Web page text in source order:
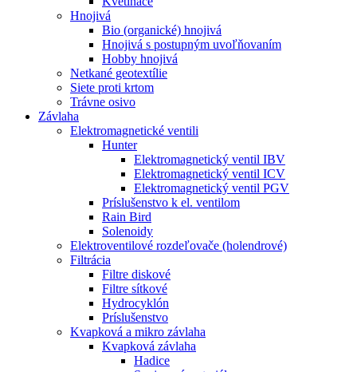
Hnojivá
Bio (organické) hnojivá
Hnojivá s postupným uvoľňovaním
Hobby hnojivá
Netkané geotextílie
Siete proti krtom
Trávne osivo
Závlaha
Elektromagnetické ventili
Hunter
Elektromagnetický ventil IBV
Elektromagnetický ventil ICV
Elektromagnetický ventil PGV
Príslušenstvo k el. ventilom
Rain Bird
Solenoidy
Elektroventilové rozdeľovače (holendrové)
Filtrácia
Filtre diskové
Filtre sítkové
Hydrocyklón
Príslušenstvo
Kvapková a mikro závlaha​
Kvapková závlaha
Hadice